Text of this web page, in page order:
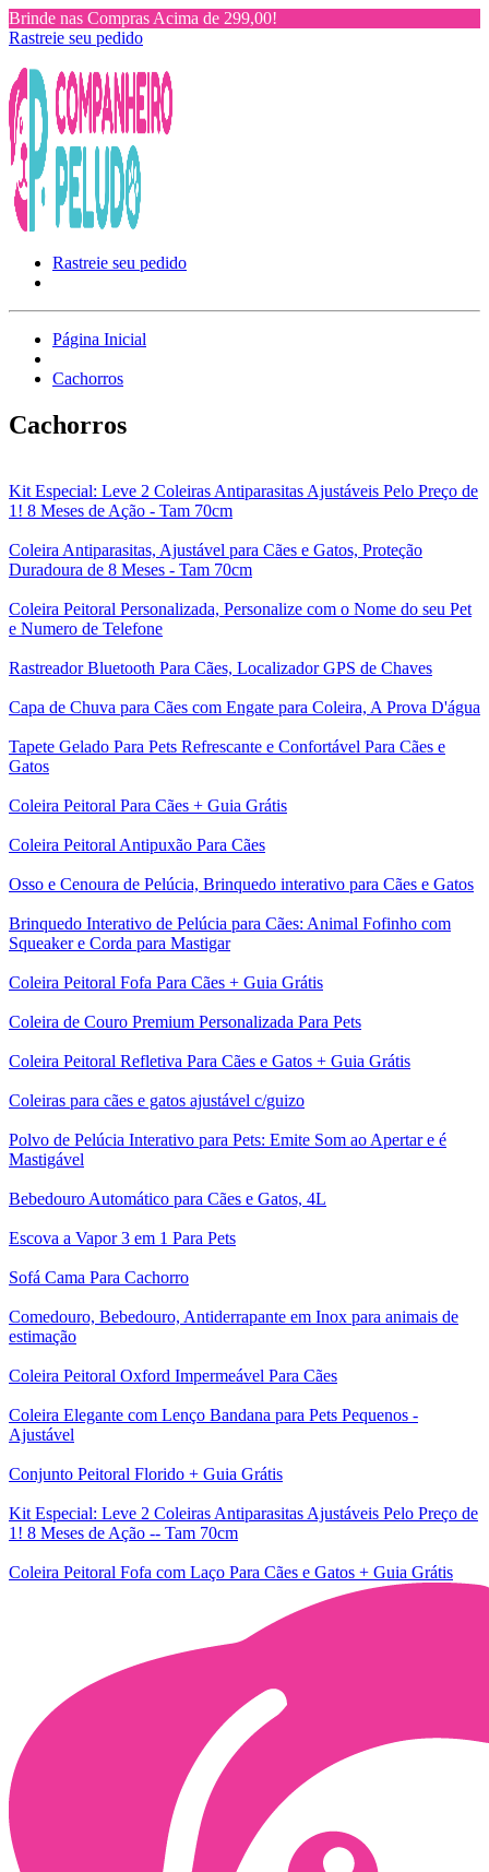
Brinde nas Compras Acima de 299,00!
Rastreie seu pedido
Rastreie seu pedido
Página Inicial
Cachorros
Cachorros
Kit Especial: Leve 2 Coleiras Antiparasitas Ajustáveis Pelo Preço de
1! 8 Meses de Ação - Tam 70cm
Coleira Antiparasitas, Ajustável para Cães e Gatos, Proteção
Duradoura de 8 Meses - Tam 70cm
Coleira Peitoral Personalizada, Personalize com o Nome do seu Pet
e Numero de Telefone
Rastreador Bluetooth Para Cães, Localizador GPS de Chaves
Capa de Chuva para Cães com Engate para Coleira, A Prova D'água
Tapete Gelado Para Pets Refrescante e Confortável Para Cães e
Gatos
Coleira Peitoral Para Cães + Guia Grátis
Coleira Peitoral Antipuxão Para Cães
Osso e Cenoura de Pelúcia, Brinquedo interativo para Cães e Gatos
Brinquedo Interativo de Pelúcia para Cães: Animal Fofinho com
Squeaker e Corda para Mastigar
Coleira Peitoral Fofa Para Cães + Guia Grátis
Coleira de Couro Premium Personalizada Para Pets
Coleira Peitoral Refletiva Para Cães e Gatos + Guia Grátis
Coleiras para cães e gatos ajustável c/guizo
Polvo de Pelúcia Interativo para Pets: Emite Som ao Apertar e é
Mastigável
Bebedouro Automático para Cães e Gatos, 4L
Escova a Vapor 3 em 1 Para Pets
Sofá Cama Para Cachorro
Comedouro, Bebedouro, Antiderrapante em Inox para animais de
estimação
Coleira Peitoral Oxford Impermeável Para Cães
Coleira Elegante com Lenço Bandana para Pets Pequenos -
Ajustável
Conjunto Peitoral Florido + Guia Grátis
Kit Especial: Leve 2 Coleiras Antiparasitas Ajustáveis Pelo Preço de
1! 8 Meses de Ação -- Tam 70cm
Coleira Peitoral Fofa com Laço Para Cães e Gatos + Guia Grátis